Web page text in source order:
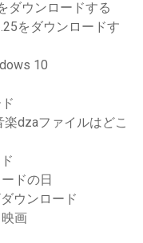
ダウンロードする
をダウンロードす
10
dzaファイルはどこ
ドの日
ウンロード
画